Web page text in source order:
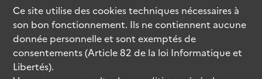
Ce site utilise descookiestechniques nécessaires à
son bon fonctionnement. Ils ne contiennent aucune
donnée personnelle et sont exemptés de
consentements (Article 82 de la loi Informatique et
Libertés).